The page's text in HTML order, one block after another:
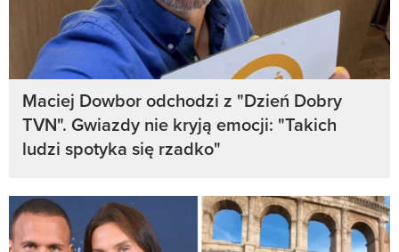
Maciej Dowbor odchodzi z "Dzień Dobry
TVN". Gwiazdy nie kryją emocji: "Takich
ludzi spotyka się rzadko"